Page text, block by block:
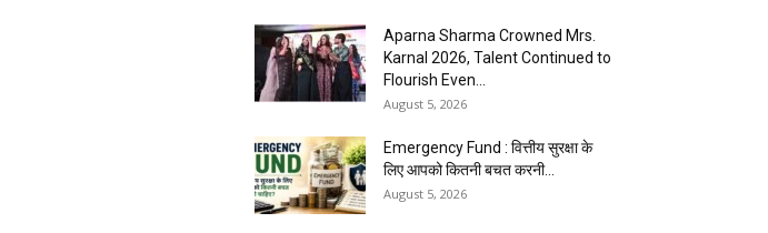
Aparna Sharma Crowned Mrs.
Karnal 2026, Talent Continued to
Flourish Even...
August 5, 2026
Emergency Fund : वित्तीय सुरक्षा के
लिए आपको कितनी बचत करनी...
August 5, 2026